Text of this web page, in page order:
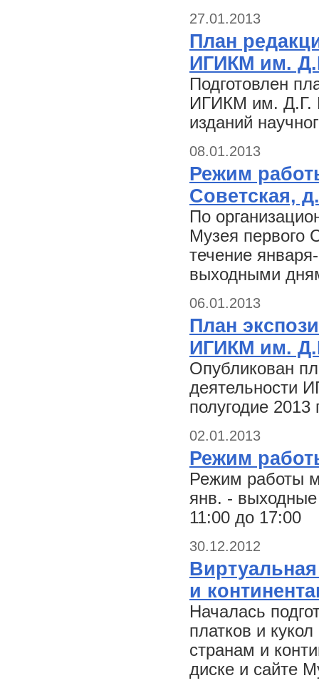
27.01.2013
План
ИГИКМ им.
Подготовлен
ИГИКМ им. Д.Г.
изданий
08.01.2013
Режим
Советская,
По
Музея первого
течение
выходными
06.01.2013
План
ИГИКМ им.
Опубликован
деятельности
полугодие 2013
02.01.2013
Режим
Режим работы
янв. -
11:00 до 17:00
30.12.2012
и
Началась
платков и
странам и
диске и сайте